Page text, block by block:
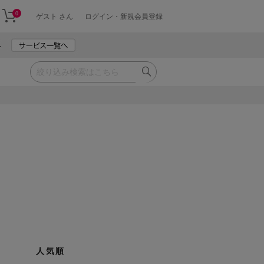
0 ゲスト さん ログイン・新規会員登録
人気順